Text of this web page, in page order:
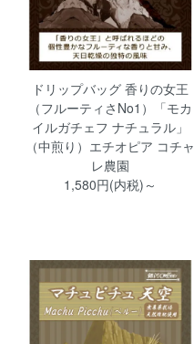
ドリップバッグ 香りの女王
（フルーティさNo1）「モカ
イルガチェフ ナチュラル」
（中煎り）エチオピア コチャ
レ農園
1,580円(内税)～